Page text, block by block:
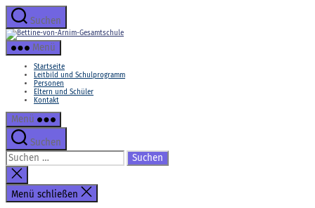
Zum
Inhalt
springenSuchen
Bettine-
Menü
Startseite
Leitbild und Schulprogramm
Personen
Eltern und Schüler
Kontakt
Menü
Suchen
Suchen
nach:
Suche
schließen
Menü schließen